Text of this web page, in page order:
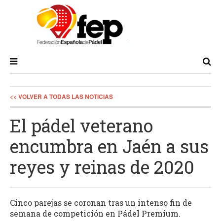
<< VOLVER A TODAS LAS NOTICIAS
El pádel veterano
encumbra en Jaén a sus
reyes y reinas de 2020
Cinco parejas se coronan tras un intenso fin de
semana de competición en Pádel Premium.